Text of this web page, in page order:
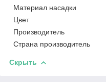
Материал насадки
Цвет
Производитель
Страна производитель
Скрыть